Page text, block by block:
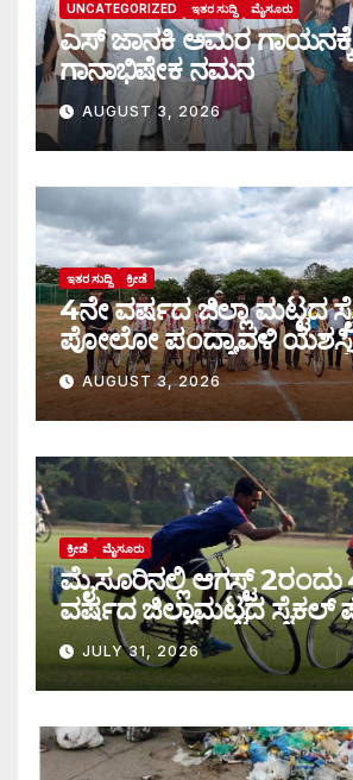
UNCATEGORIZED ಇತರ ಸುದ್ದಿ ಮೈಸೂರು
ಎಸ್ ಜಾನಕಿ ಅಮರ ಗಾಯನಕ್ಕೆ
ಗಾನಾಭಿಷೇಕ ನಮನ
AUGUST 3, 2026
ಇತರ ಸುದ್ದಿ ಕ್ರೀಡೆ
4ನೇ ವರ್ಷದ ಜಿಲ್ಲಾ ಮಟ್ಟದ
ಪೋಲೋ ಪಂದ್ಯಾವಳಿ ಯಶಸ್ವಿ
AUGUST 3, 2026
ಕ್ರೀಡೆ ಮೈಸೂರು
ಮೈಸೂರಿನಲ್ಲಿ ಆಗಸ್ಟ್‌ 2ರಂದು
ವರ್ಷದ ಜಿಲ್ಲಾಮಟ್ಟದ
ಪಂದ್ಯಾವಳಿ
JULY 31, 2026